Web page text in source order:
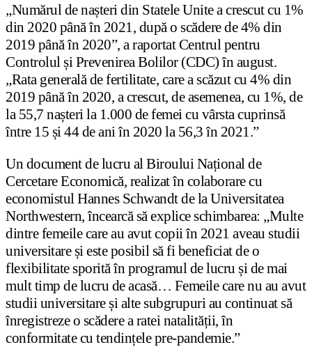
„Numărul de nașteri din Statele Unite a crescut cu 1%
din 2020 până în 2021, după o scădere de 4% din
2019 până în 2020”, a raportat Centrul pentru
Controlul și Prevenirea Bolilor (CDC) în august.
„Rata generală de fertilitate, care a scăzut cu 4% din
2019 până în 2020, a crescut, de asemenea, cu 1%, de
la 55,7 nașteri la 1.000 de femei cu vârsta cuprinsă
între 15 și 44 de ani în 2020 la 56,3 în 2021.”
Un document de lucru al Biroului Național de
Cercetare Economică, realizat în colaborare cu
economistul Hannes Schwandt de la Universitatea
Northwestern, încearcă să explice schimbarea: „Multe
dintre femeile care au avut copii în 2021 aveau studii
universitare și este posibil să fi beneficiat de o
flexibilitate sporită în programul de lucru și de mai
mult timp de lucru de acasă… Femeile care nu au avut
studii universitare și alte subgrupuri au continuat să
înregistreze o scădere a ratei natalității, în
conformitate cu tendințele pre-pandemie.”